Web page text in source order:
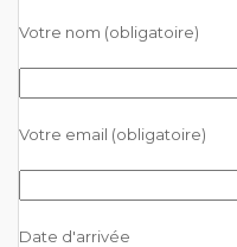
Votre nom (obligatoire)
Votre email (obligatoire)
Date d'arrivée